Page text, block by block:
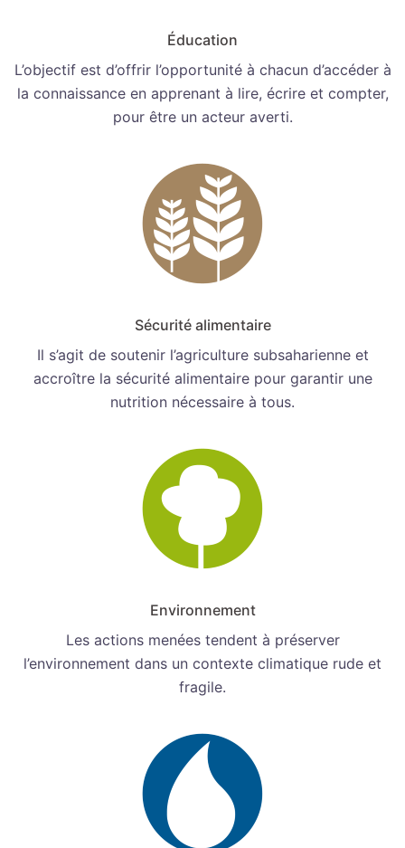
Éducation
L’objectif est d’offrir l’opportunité à chacun d’accéder à
la connaissance en apprenant à lire, écrire et compter,
pour être un acteur averti.
Sécurité alimentaire
Il s’agit de soutenir l’agriculture subsaharienne et
accroître la sécurité alimentaire pour garantir une
nutrition nécessaire à tous.
Environnement
Les actions menées tendent à préserver
l’environnement dans un contexte climatique rude et
fragile.